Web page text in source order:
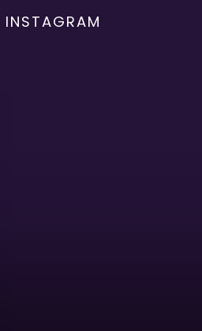
INSTAGRAM